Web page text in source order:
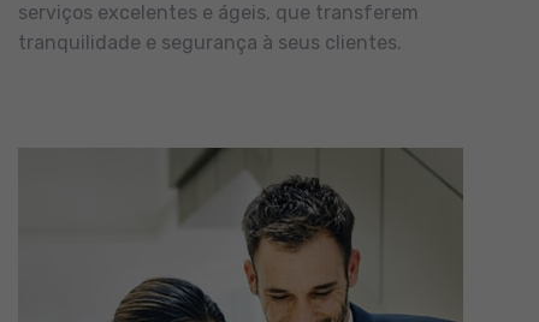
serviços excelentes e ágeis, que transferem
tranquilidade e segurança à seus clientes.